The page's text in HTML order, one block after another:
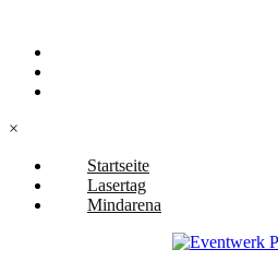
×
Startseite
Lasertag
Mindarena